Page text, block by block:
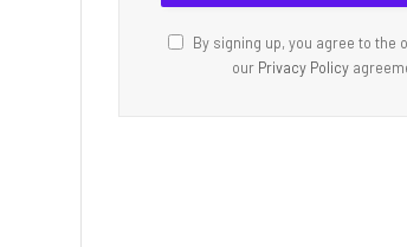
By signing up, you agree to the
our Privacy Policy